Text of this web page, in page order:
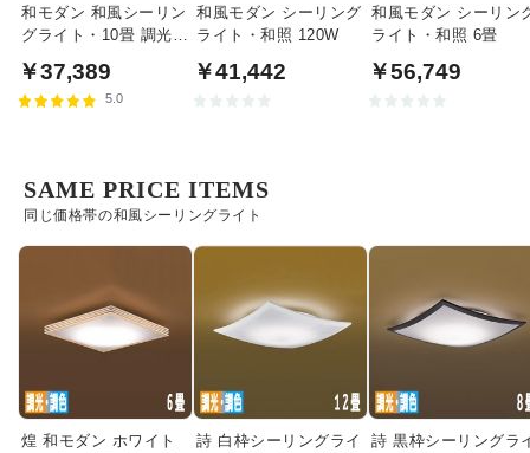
和モダン 和風シーリン
グライト・10畳 調光調
￥37,389
5.0
和風モダン シーリング
ライト・和照 120W
￥41,442
和風モダン シーリン
ライト・和照 6畳
￥56,749
同じ価格帯の和風シーリングライト
SAME PRICE ITEMS
煌 和モダン ホワイト
詩 白枠シーリングライ
詩 黒枠シーリングラ